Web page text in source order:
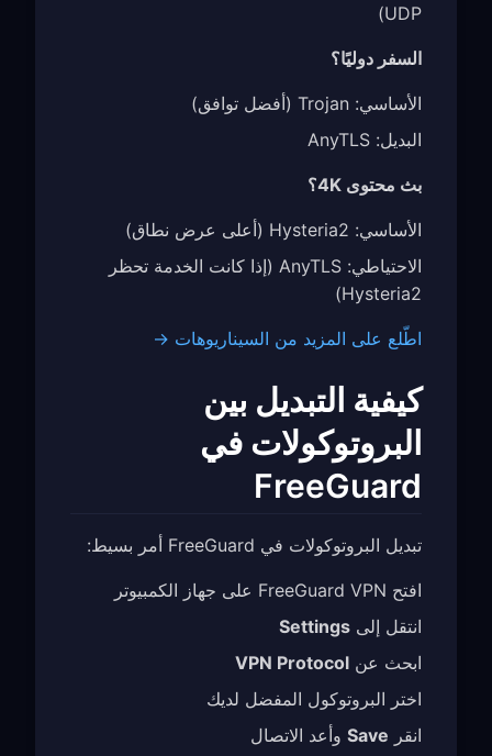
UDP)
السفر دوليًا؟
الأساسي: Trojan (أفضل توافق)
البديل: AnyTLS
بث محتوى 4K؟
الأساسي: Hysteria2 (أعلى عرض نطاق)
الاحتياطي: AnyTLS (إذا كانت الخدمة تحظر
Hysteria2)
اطّلع على المزيد من السيناريوهات →
كيفية التبديل بين
البروتوكولات في
FreeGuard
تبديل البروتوكولات في FreeGuard أمر بسيط:
افتح FreeGuard VPN على جهاز الكمبيوتر
انتقل إلى Settings
ابحث عن VPN Protocol
اختر البروتوكول المفضل لديك
انقر Save وأعد الاتصال